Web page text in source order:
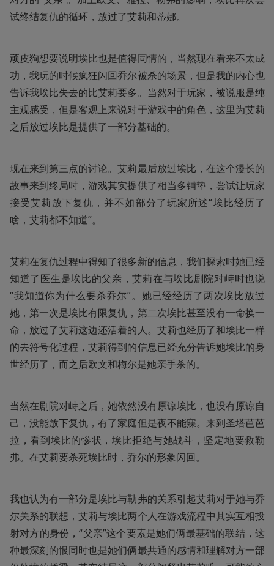
试终结复仇的循环，放过了艾莉和蒂娜。
顽皮狗想要说明埃比也是值得同情的，当然现在看来不太成
功，我玩的时候疯狂闪回乔尔被杀的场景，但是我的内心也
告诉我埃比失去的比艾莉要多。当然对于玩家，被说服是纯
主观感受，但是客观上来说对于游戏中的角色，这里为艾莉
之后放过埃比是提供了一部分基础的。
现在来到第三点的讨论。艾莉最后放过埃比，在这个漫长的
故事来到终局时，游戏其实提供了相当多铺垫，尝试让玩家
接受艾莉放下复仇，并不如部分了玩家所述“埃比经历了
啥，艾莉都不知道”。
艾莉在复仇过程中得知了很多新的信息，我们探索时她已经
知道了医生是埃比的父亲，艾莉在与埃比剧院对峙时也说
“我知道你为什么要杀乔尔”。她已经经历了两次埃比放过
她，第一次是埃比有限复仇，第二次埃比甚至没有一命换一
命，放过了艾莉这边还活着的人。艾莉也经历了和埃比一样
的去符号化过程，艾莉得到的信息已经充分告诉她埃比的身
世经历了，而之后欧文和梅尔是她亲手杀的。
当然在剧院对峙之后，她依然没有原谅埃比，也没有原谅自
己，没能放下复仇，有了家庭但是夜不能寐。来到圣塔芭芭
拉，看到埃比的惨状，埃比拒绝与她战斗，坚定地要救勒
弗。在艾莉要杀死埃比时，乔尔的形象闪回。
我也认为有一部分是埃比与勒弗的关系引起艾莉对于她与乔
尔关系的联想，艾莉与埃比两个人在游戏流程中其实互相投
射对方的身份，“父亲”这个要素是她们俩最基础的联结，这
种最深刻的恨同时也是她们俩最共通的感情和理解对方一部